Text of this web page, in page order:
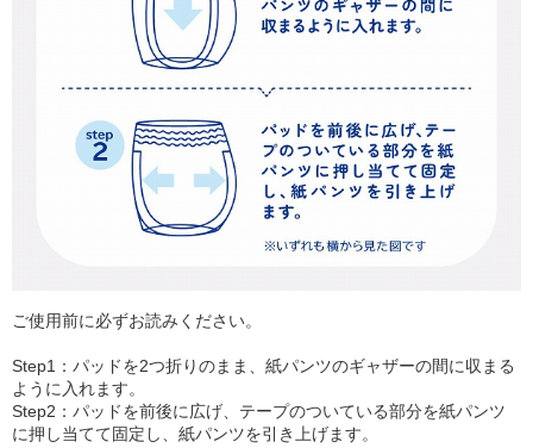
ご使用前に必ずお読みください。
Step1：パッドを2つ折りのまま、紙パンツのギャザーの間に収まる
ように入れます。
Step2：パッドを前後に広げ、テープのついている部分を紙パンツ
に押し当てて固定し、紙パンツを引き上げます。